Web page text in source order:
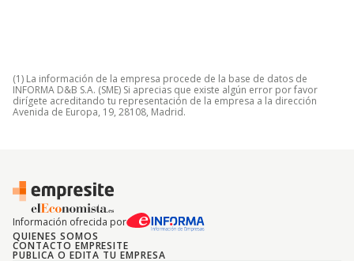
(1) La información de la empresa procede de la base de datos de
INFORMA D&B S.A. (SME) Si aprecias que existe algún error por favor
dirígete acreditando tu representación de la empresa a la dirección
Avenida de Europa, 19, 28108, Madrid.
Información ofrecida por
QUIENES SOMOS
CONTACTO EMPRESITE
PUBLICA O EDITA TU EMPRESA